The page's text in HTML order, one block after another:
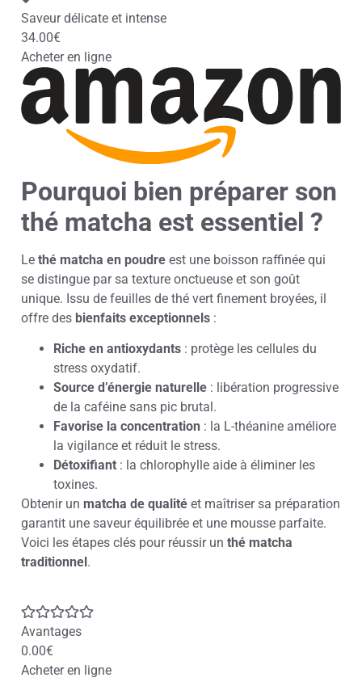
Saveur délicate et intense
34.00€
Acheter en ligne
Pourquoi bien préparer son
thé matcha est essentiel ?
Le thé matcha en poudre est une boisson raffinée qui
se distingue par sa texture onctueuse et son goût
unique. Issu de feuilles de thé vert finement broyées, il
offre des bienfaits exceptionnels :
Riche en antioxydants : protège les cellules du
stress oxydatif.
Source d’énergie naturelle : libération progressive
de la caféine sans pic brutal.
Favorise la concentration : la L-théanine améliore
la vigilance et réduit le stress.
Détoxifiant : la chlorophylle aide à éliminer les
toxines.
Obtenir un matcha de qualité et maîtriser sa préparation
garantit une saveur équilibrée et une mousse parfaite.
Voici les étapes clés pour réussir un thé matcha
traditionnel.
Avantages
0.00€
Acheter en ligne